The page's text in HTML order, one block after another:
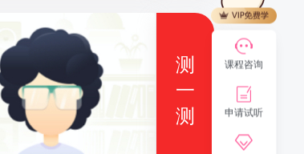
测
一
测
课程咨询
申请试听